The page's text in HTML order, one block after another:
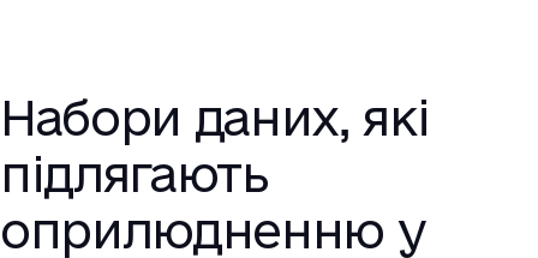
Набори даних, які
підлягають
оприлюдненню у